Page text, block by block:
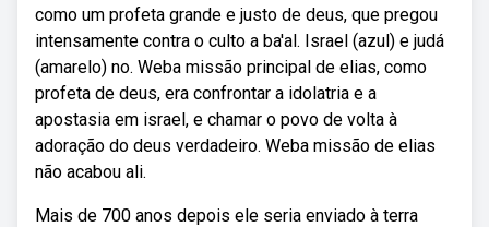
como um profeta grande e justo de deus, que pregou
intensamente contra o culto a ba'al. Israel (azul) e judá
(amarelo) no. Weba missão principal de elias, como
profeta de deus, era confrontar a idolatria e a
apostasia em israel, e chamar o povo de volta à
adoração do deus verdadeiro. Weba missão de elias
não acabou ali.
Mais de 700 anos depois ele seria enviado à terra